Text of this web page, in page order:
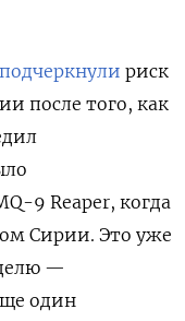
подчеркнули риск
после того, как
9 Reaper, когда
Сирии. Это уже
—
один